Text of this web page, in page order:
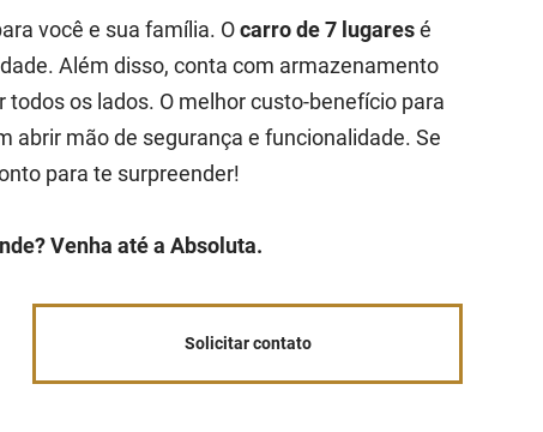
você e sua família. Ocarro de 7 lugaresé
Além disso, conta com armazenamento
os lados. O melhor custo-benefício para
abrir mão de segurança e funcionalidade. Se
para te surpreender!
Venha até a Absoluta.
Solicitar contato